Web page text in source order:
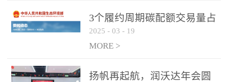
控制系统
3个履约周期碳配额交易量占
全国1/4 山东省碳排放强度持
续降低
2025 - 03 - 19
MORE >
扬帆再起航，润沃达年会圆